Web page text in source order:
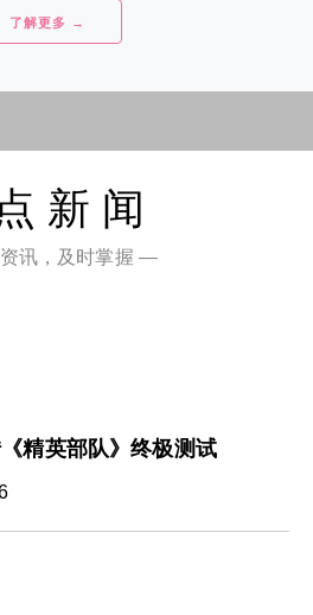
了解更多 →
新闻
讯，及时掌握 —
精英部队》终极测试